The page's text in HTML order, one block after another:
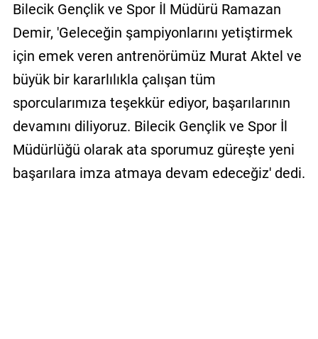
Bilecik Gençlik ve Spor İl Müdürü Ramazan
Demir, 'Geleceğin şampiyonlarını yetiştirmek
için emek veren antrenörümüz Murat Aktel ve
büyük bir kararlılıkla çalışan tüm
sporcularımıza teşekkür ediyor, başarılarının
devamını diliyoruz. Bilecik Gençlik ve Spor İl
Müdürlüğü olarak ata sporumuz güreşte yeni
başarılara imza atmaya devam edeceğiz' dedi.